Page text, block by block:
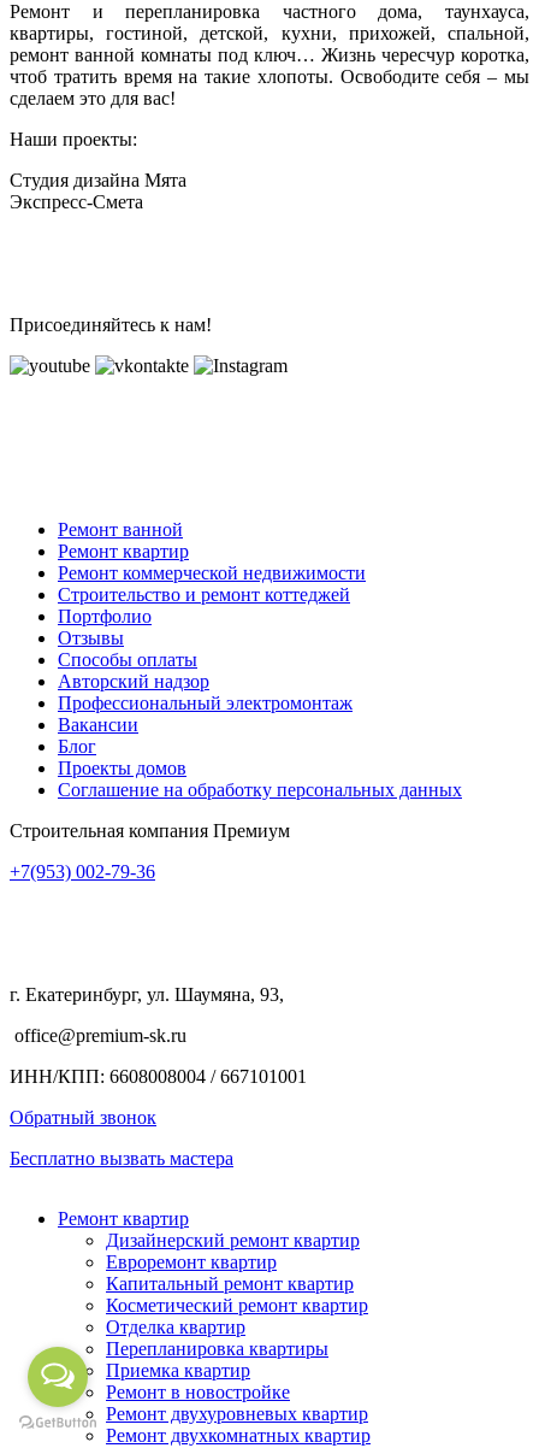
Ремонт и перепланировка частного дома, таунхауса,
квартиры, гостиной, детской, кухни, прихожей, спальной,
ремонт ванной комнаты под ключ… Жизнь чересчур коротка,
чтоб тратить время на такие хлопоты. Освободите себя – мы
сделаем это для вас!
Наши проекты:
Студия дизайна Мята
Экспресс-Смета
Присоединяйтесь к нам!
Ремонт ванной
Ремонт квартир
Ремонт коммерческой недвижимости
Строительство и ремонт коттеджей
Портфолио
Отзывы
Способы оплаты
Авторский надзор
Профессиональный электромонтаж
Вакансии
Блог
Проекты домов
Соглашение на обработку персональных данных
Строительная компания Премиум
+7(953) 002-79-36
г. Екатеринбург, ул. Шаумяна, 93,
office@premium-sk.ru
ИНН/КПП: 6608008004 / 667101001
Обратный звонок
Бесплатно вызвать мастера
Ремонт квартир
Дизайнерский ремонт квартир
Евроремонт квартир
Капитальный ремонт квартир
Косметический ремонт квартир
Отделка квартир
Перепланировка квартиры
Приемка квартир
Ремонт в новостройке
Ремонт двухуровневых квартир
Ремонт двухкомнатных квартир